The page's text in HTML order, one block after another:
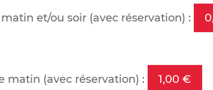
et/ou soir (avec réservation) :
matin (avec réservation) : 1,00 €